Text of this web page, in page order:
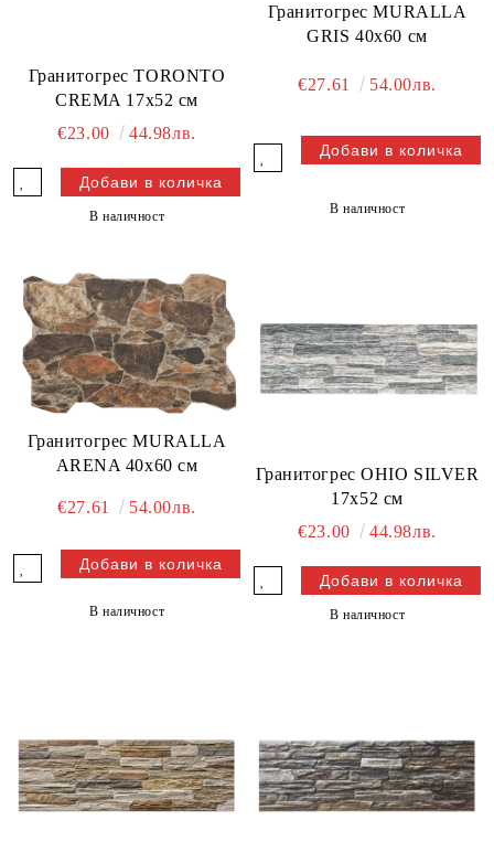
Гранитогрес TORONTO
CREMA 17x52 см
€23.00
44.98лв.
В наличност
Гранитогрес MURALLA
GRIS 40x60 см
€27.61 54.00лв.
В наличност
Гранитогрес MURALLA
ARENA 40x60 см
€27.61 54.00лв.
В наличност
Гранитогрес OHIO SILVER
17x52 см
€23.00
44.98лв.
В наличност